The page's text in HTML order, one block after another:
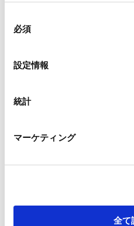
ことがあります。
Google Analytics利用規約（
Marketo
LinkedIn プライバシーポリシ
HubSpot プライバシーポリ
必須
設定情報
統計
マーケティング
全て
PUBLICATIONS
Project Finance Laws